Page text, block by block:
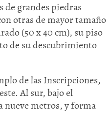
de grandes piedras
otras de mayor tamaño
(50 x 40 cm), su piso
de su descubrimiento
de las Inscripciones,
Al sur, bajo el
nueve metros, y forma